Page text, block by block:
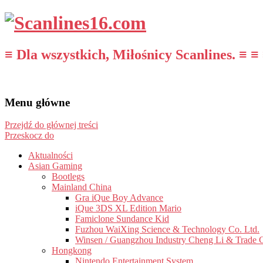
≡ Dla wszystkich, Miłośnicy Scanlines. ≡ ≡
Menu główne
Przejdź do głównej treści
Przeskocz do
Aktualności
Asian Gaming
Bootlegs
Mainland China
Gra iQue Boy Advance
iQue 3DS XL Edition Mario
Famiclone Sundance Kid
Fuzhou WaiXing Science & Technology Co. Ltd.
Winsen / Guangzhou Industry Cheng Li & Trade
Hongkong